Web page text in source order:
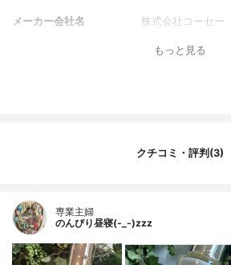
メーカー会社名 株式会社コーセー
もっと見る
クチコミ・評判(3)
専業主婦
のんびり昼寝(-_-)zzz